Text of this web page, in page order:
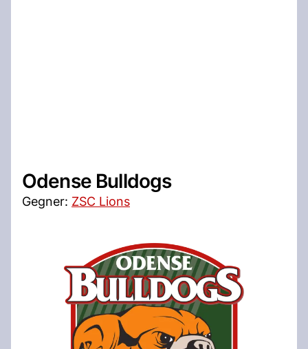
Odense Bulldogs
Gegner: ZSC Lions